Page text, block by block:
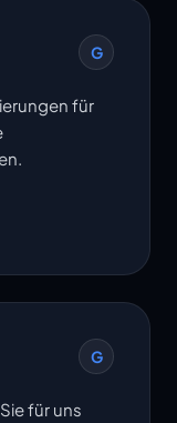
G
für
G
für uns